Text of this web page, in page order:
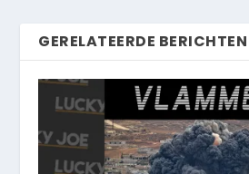
GERELATEERDE BERICHTEN